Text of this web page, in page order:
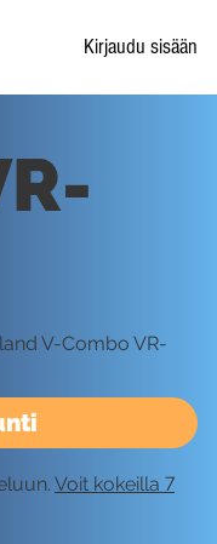
Kirjaudu sisään
V-Combo VR-
Voit kokeilla 7